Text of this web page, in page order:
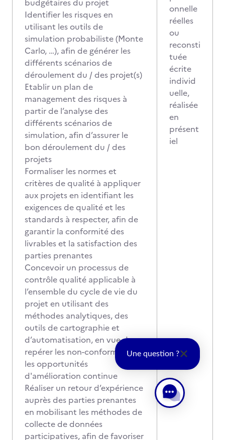
budgétaires du projet
Identifier les risques en
utilisant les outils de
simulation probabiliste (Monte
Carlo, …), afin de générer les
différents scénarios de
déroulement du / des projet(s)
Etablir un plan de
management des risques à
partir de l’analyse des
différents scénarios de
simulation, afin d’assurer le
bon déroulement du / des
projets
Formaliser les normes et
critères de qualité à appliquer
aux projets en identifiant les
exigences de qualité et les
standards à respecter, afin de
garantir la conformité des
livrables et la satisfaction des
parties prenantes
Concevoir un processus de
contrôle qualité applicable à
l’ensemble du cycle de vie du
projet en utilisant des
méthodes analytiques, des
outils de cartographie et
d’automatisation, en vue de
repérer les non-conformités et
les opportunités
d'amélioration continue
Réaliser un retour d’expérience
auprès des parties prenantes
en mobilisant les méthodes de
collecte de données
participatives, afin de favoriser
onnelle
réelles
ou
reconsti
tuée
écrite
individ
uelle,
réalisée
en
présent
iel
Une question ?